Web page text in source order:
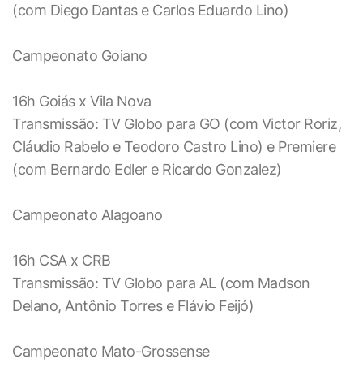
(com Diego Dantas e Carlos Eduardo Lino)
Campeonato Goiano
16h Goiás x Vila Nova
Transmissão: TV Globo para GO (com Victor Roriz,
Cláudio Rabelo e Teodoro Castro Lino) e Premiere
(com Bernardo Edler e Ricardo Gonzalez)
Campeonato Alagoano
16h CSA x CRB
Transmissão: TV Globo para AL (com Madson
Delano, Antônio Torres e Flávio Feijó)
Campeonato Mato-Grossense